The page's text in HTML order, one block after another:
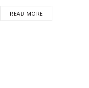
READ MORE